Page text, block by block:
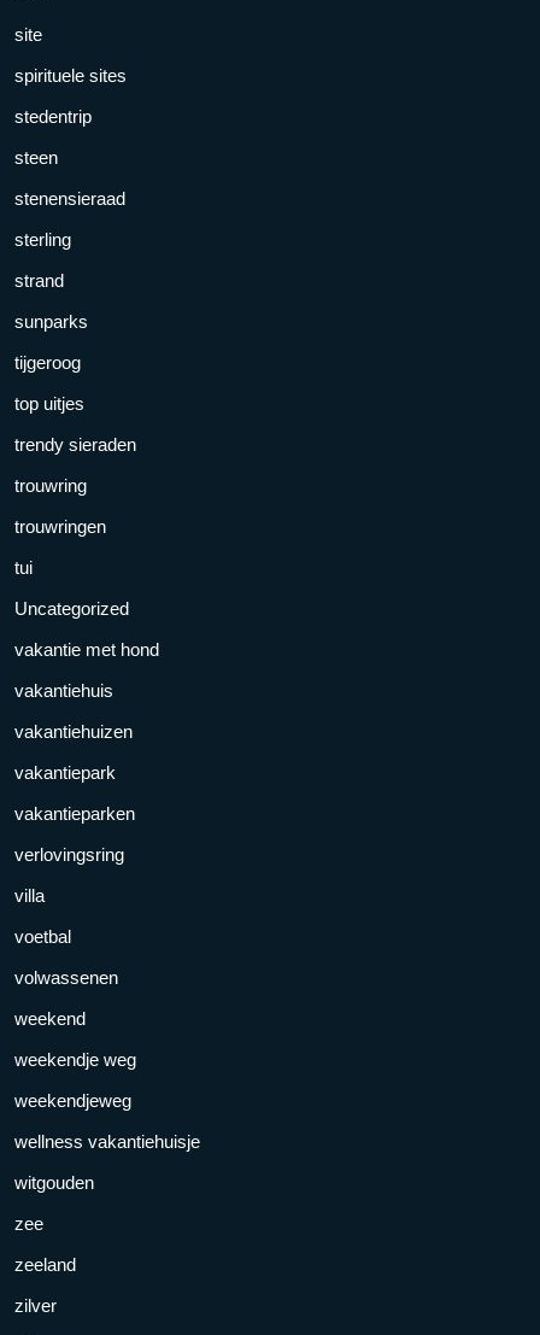
site
spirituele sites
stedentrip
steen
stenensieraad
sterling
strand
sunparks
tijgeroog
top uitjes
trendy sieraden
trouwring
trouwringen
tui
Uncategorized
vakantie met hond
vakantiehuis
vakantiehuizen
vakantiepark
vakantieparken
verlovingsring
villa
voetbal
volwassenen
weekend
weekendje weg
weekendjeweg
wellness vakantiehuisje
witgouden
zee
zeeland
zilver